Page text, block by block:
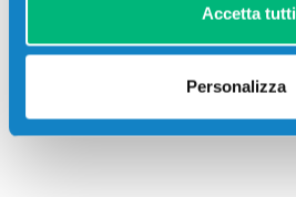
Accetta tutti
Personalizza